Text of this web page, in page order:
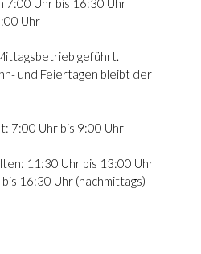
7:00 Uhr bis 16:30 Uhr
Uhr
geführt.
und Feiertagen bleibt der
7:00 Uhr bis 9:00 Uhr
11:30 Uhr bis 13:00 Uhr
16:30 Uhr (nachmittags)